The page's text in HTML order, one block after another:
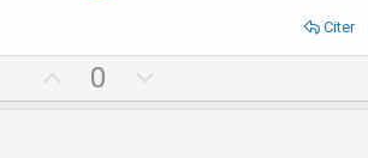
Citer
p
0
o